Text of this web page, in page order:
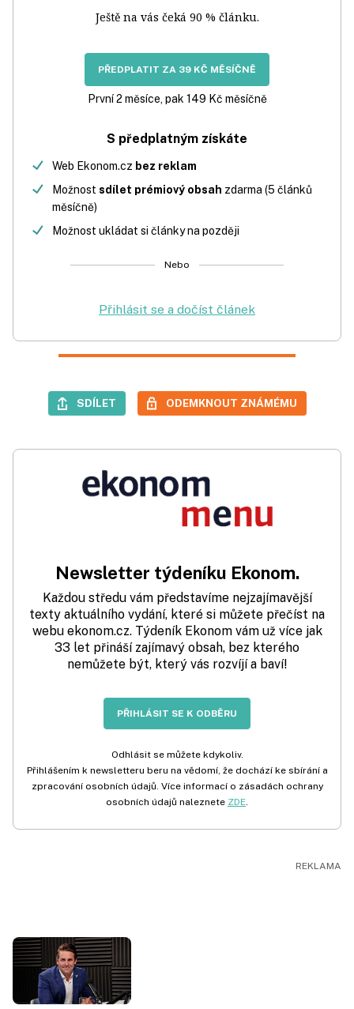
Ještě na vás čeká 90 % článku.
PŘEDPLATIT ZA 39 KČ MĚSÍČNĚ
První 2 měsíce, pak 149 Kč měsíčně
S předplatným získáte
Web Ekonom.cz bez reklam
Možnost sdílet prémiový obsah zdarma (5 článků
měsíčně)
Možnost ukládat si články na později
Nebo
Přihlásit se a dočíst článek
SDÍLET ODEMKNOUT ZNÁMÉMU
Newsletter týdeníku Ekonom.
Každou středu vám představíme nejzajímavější
texty aktuálního vydání, které si můžete přečíst na
webu ekonom.cz. Týdeník Ekonom vám už více jak
33 let přináší zajímavý obsah, bez kterého
nemůžete být, který vás rozvíjí a baví!
PŘIHLÁSIT SE K ODBĚRU
Odhlásit se můžete kdykoliv.
Přihlášením k newsletteru beru na vědomí, že dochází ke sbírání a
zpracování osobních údajů. Více informací o zásadách ochrany
osobních údajů naleznete ZDE.